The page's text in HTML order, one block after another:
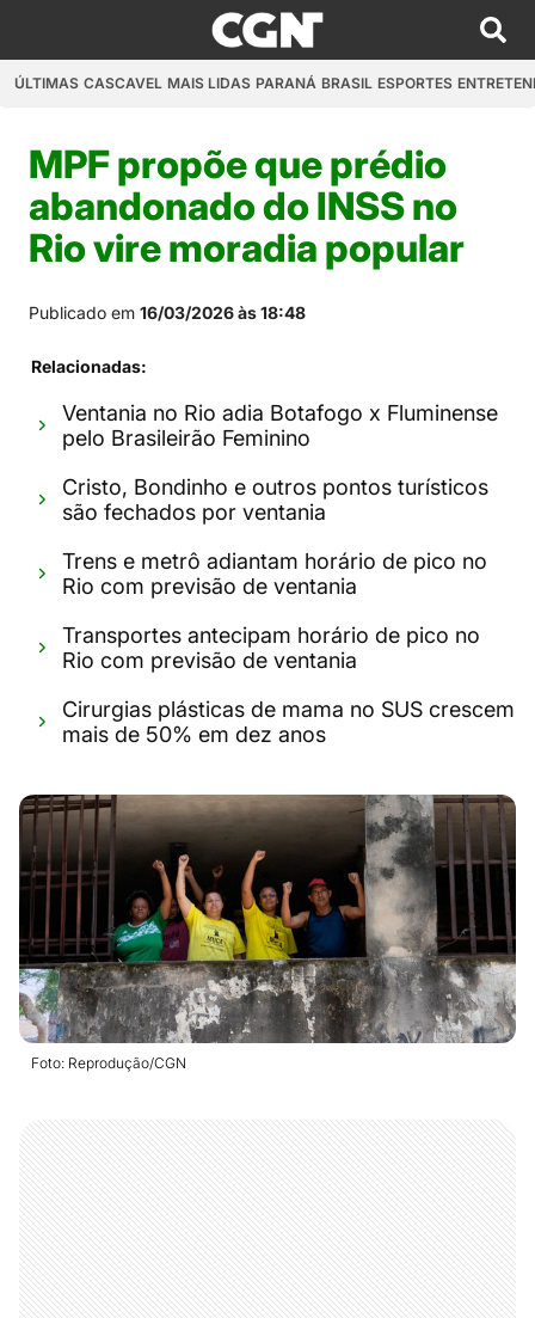
ÚLTIMAS CASCAVEL MAIS LIDAS PARANÁ BRASIL ESPORTES
MPF propõe que prédio
abandonado do INSS no
Rio vire moradia popular
Publicado em 16/03/2026 às 18:48
Relacionadas:
Ventania no Rio adia Botafogo x Fluminense
pelo Brasileirão Feminino
Cristo, Bondinho e outros pontos turísticos
são fechados por ventania
Trens e metrô adiantam horário de pico no
Rio com previsão de ventania
Transportes antecipam horário de pico no
Rio com previsão de ventania
Cirurgias plásticas de mama no SUS crescem
mais de 50% em dez anos
Foto: Reprodução/CGN